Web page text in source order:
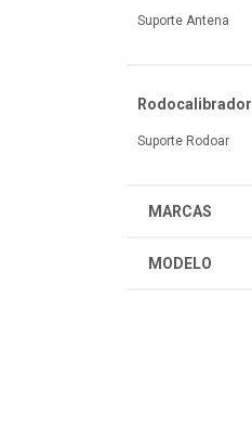
Suporte Antena
Rodocalibrador
Suporte Rodoar
MARCAS
MODELO